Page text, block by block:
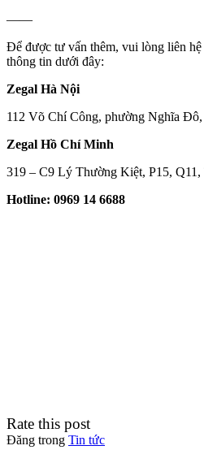
——
Để được tư vấn thêm, vui lòng liên
thông tin dưới đây:
Zegal Hà Nội
112 Võ Chí Công, phường Nghĩa
Zegal Hồ Chí Minh
319 – C9 Lý Thường Kiệt, P15,
Hotline: 0969 14 6688
Rate this post
Đăng trong Tin tức